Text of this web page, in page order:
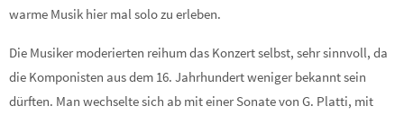
warme Musik hier mal solo zu erleben.
Die Musiker moderierten reihum das Konzert selbst, sehr sinnvoll, da
die Komponisten aus dem 16. Jahrhundert weniger bekannt sein
dürften. Man wechselte sich ab mit einer Sonate von G. Platti, mit